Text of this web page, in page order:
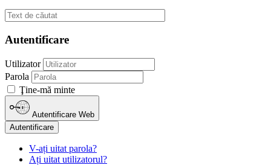
Autentificare
Utilizator
Parola
Ţine-mă minte
Autentificare Web
Autentificare
V-ați uitat parola?
Ați uitat utilizatorul?